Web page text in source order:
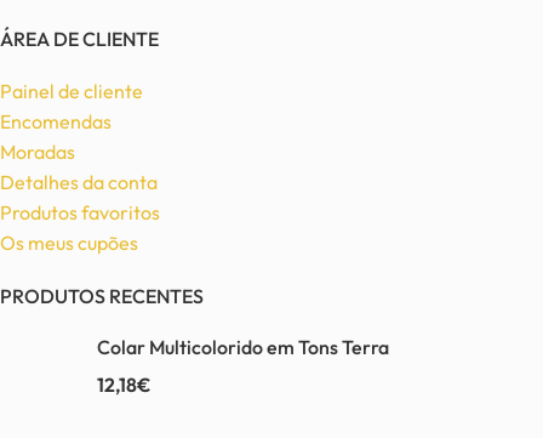
ÁREA DE CLIENTE
Painel de cliente
Encomendas
Moradas
Detalhes da conta
Produtos favoritos
Os meus cupões
PRODUTOS RECENTES
Colar Multicolorido em Tons Terra
12,18€